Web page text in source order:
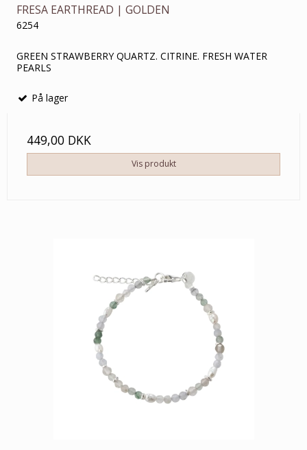
FRESA EARTHREAD | GOLDEN
6254
GREEN STRAWBERRY QUARTZ. CITRINE. FRESH WATER
PEARLS
På lager
449,00 DKK
Vis produkt